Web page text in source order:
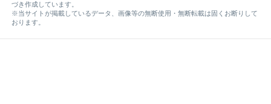
づき作成しています。
※当サイトが掲載しているデータ、画像等の無断使用・無断転載は固くお断りして
おります。